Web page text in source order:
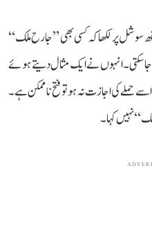
پر لکھا کہ کسی بھی ’’جارح ملک‘‘
انہوں نے ایک مثال دیتے ہوئے
حملے کی اجازت نہ ہو تو فتح ناممکن ہے۔
نہیں کہا۔